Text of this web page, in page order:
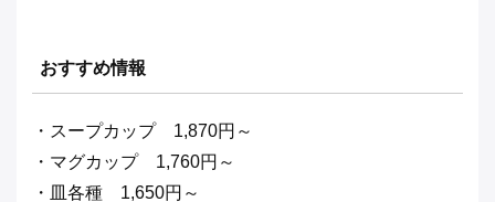
おすすめ情報
・スープカップ 1,870円～
・マグカップ 1,760円～
・皿各種 1,650円～